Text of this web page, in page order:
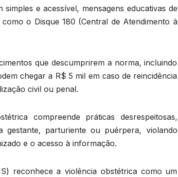
e acessível, mensagens educativas de
o Disque 180 (Central de Atendimento à
que descumprirem a norma, incluindo
chegar a R$ 5 mil em caso de reincidência
civil ou penal.
compreende práticas desrespeitosas,
gestante, parturiente ou puérpera, violando
e o acesso à informação.
reconhece a violência obstétrica como um